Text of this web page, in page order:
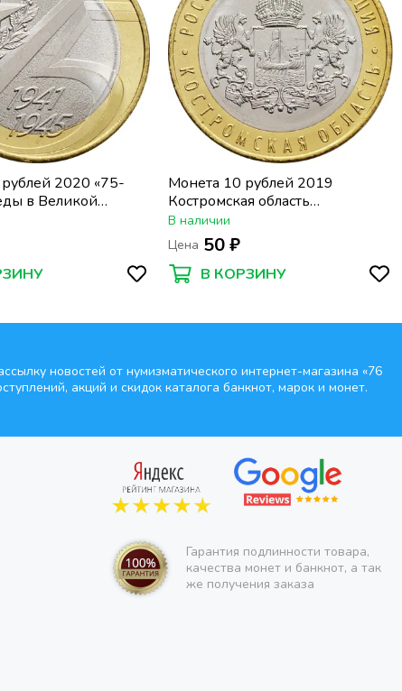
2020 «75-
в Великой
войне 1941–
Монета 10 рублей 2019
Костромская область
(Российская Федерация)
В наличии
Цена 50 ₽
В КОРЗИНУ
новостей от нумизматического интернет-магазина «76
акций и скидок каталога банкнот, марок и монет.
Гарантия подлинности товара,
качества монет и банкнот, а так
же получения заказа